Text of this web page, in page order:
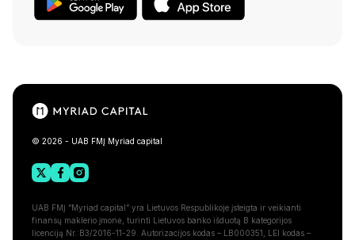
© 2026 - UAB FMĮ Myriad capital
UAB FMĮ “Myriad capital” yra Lietuvos Respublikoje įsteigta ir veikianti
finansų maklerio įmonė, turinti Lietuvos banko išduotą B kategorijos
licenciją Nr.:B3/2016-11-29. Autorizacijos kodas – LB000351, LEI kodas –